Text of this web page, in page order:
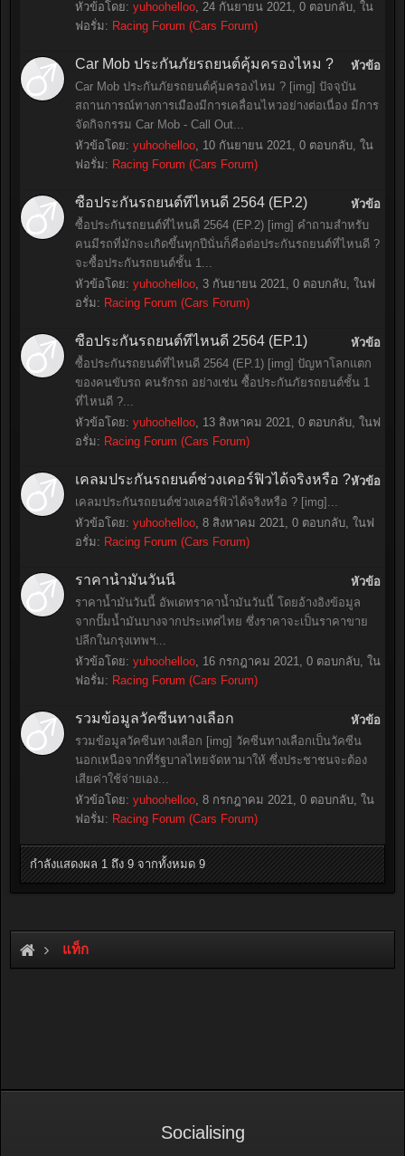
หัวข้อโดย: yuhoohelloo, 24 กันยายน 2021, 0 ตอบกลับ, ใน
ฟอรั่ม: Racing Forum (Cars Forum)
หัวข้อ
Car Mob ประกันภัยรถยนต์คุ้มครองไหม ?
Car Mob ประกันภัยรถยนต์คุ้มครองไหม ? [img] ปัจจุบัน
สถานการณ์ทางการเมืองมีการเคลื่อนไหวอย่างต่อเนื่อง มีการ
จัดกิจกรรม Car Mob - Call Out...
หัวข้อโดย: yuhoohelloo, 10 กันยายน 2021, 0 ตอบกลับ, ใน
ฟอรั่ม: Racing Forum (Cars Forum)
หัวข้อ
ซื้อประกันรถยนต์ที่ไหนดี 2564 (EP.2)
ซื้อประกันรถยนต์ที่ไหนดี 2564 (EP.2) [img] คำถามสำหรับ
คนมีรถที่มักจะเกิดขึ้นทุกปีนั่นก็คือต่อประกันรถยนต์ที่ไหนดี ?
จะซื้อประกันรถยนต์ชั้น 1...
หัวข้อโดย: yuhoohelloo, 3 กันยายน 2021, 0 ตอบกลับ, ในฟ
อรั่ม: Racing Forum (Cars Forum)
หัวข้อ
ซื้อประกันรถยนต์ที่ไหนดี 2564 (EP.1)
ซื้อประกันรถยนต์ที่ไหนดี 2564 (EP.1) [img] ปัญหาโลกแตก
ของคนขับรถ คนรักรถ อย่างเช่น ซื้อประกันภัยรถยนต์ชั้น 1
ที่ไหนดี ?...
หัวข้อโดย: yuhoohelloo, 13 สิงหาคม 2021, 0 ตอบกลับ, ในฟ
อรั่ม: Racing Forum (Cars Forum)
หัวข้อ
เคลมประกันรถยนต์ช่วงเคอร์ฟิวได้จริงหรือ ?
เคลมประกันรถยนต์ช่วงเคอร์ฟิวได้จริงหรือ ? [img]...
หัวข้อโดย: yuhoohelloo, 8 สิงหาคม 2021, 0 ตอบกลับ, ในฟ
อรั่ม: Racing Forum (Cars Forum)
หัวข้อ
ราคาน้ำมันวันนี้
ราคาน้ำมันวันนี้ อัพเดทราคาน้ำมันวันนี้ โดยอ้างอิงข้อมูล
จากปั๊มน้ำมันบางจากประเทศไทย ซึ่งราคาจะเป็นราคาขาย
ปลีกในกรุงเทพฯ...
หัวข้อโดย: yuhoohelloo, 16 กรกฎาคม 2021, 0 ตอบกลับ, ใน
ฟอรั่ม: Racing Forum (Cars Forum)
หัวข้อ
รวมข้อมูลวัคซีนทางเลือก
รวมข้อมูลวัคซีนทางเลือก [img] วัคซีนทางเลือกเป็นวัคซีน
นอกเหนือจากที่รัฐบาลไทยจัดหามาให้ ซึ่งประชาชนจะต้อง
เสียค่าใช้จ่ายเอง...
หัวข้อโดย: yuhoohelloo, 8 กรกฎาคม 2021, 0 ตอบกลับ, ใน
ฟอรั่ม: Racing Forum (Cars Forum)
กำลังแสดงผล 1 ถึง 9 จากทั้งหมด 9
แท็ก
Socialising